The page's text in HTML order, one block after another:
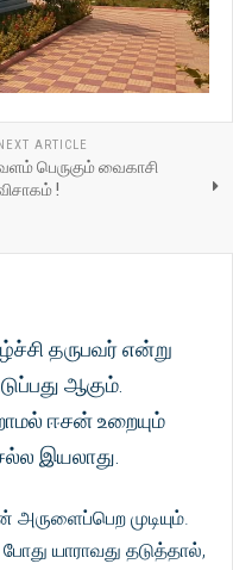
ARTICLE
பெருகும் வைகாசி
!
தருபவர் என்று
ஆகும்.
ஈசன் உறையும்
இயலாது.
முடியும்.
யாராவது தடுத்தால்,